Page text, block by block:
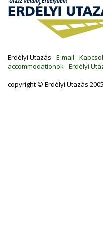
Erdélyi Utazás -E-mail -
accommodationok -Erdélyi
copyright © Erdélyi Utazás